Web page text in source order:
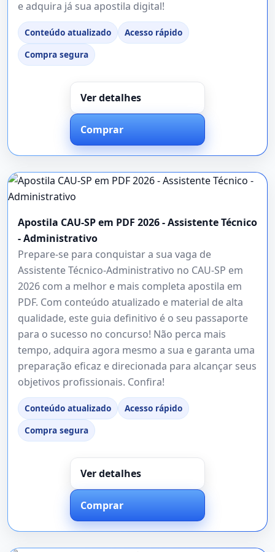
e adquira já sua apostila digital!
Conteúdo atualizado
Acesso rápido
Compra segura
Ver detalhes
Comprar
Apostila CAU-SP em PDF 2026 - Assistente Técnico
- Administrativo
Prepare-se para conquistar a sua vaga de
Assistente Técnico-Administrativo no CAU-SP em
2026 com a melhor e mais completa apostila em
PDF. Com conteúdo atualizado e material de alta
qualidade, este guia definitivo é o seu passaporte
para o sucesso no concurso! Não perca mais
tempo, adquira agora mesmo a sua e garanta uma
preparação eficaz e direcionada para alcançar seus
objetivos profissionais. Confira!
Conteúdo atualizado
Acesso rápido
Compra segura
Ver detalhes
Comprar